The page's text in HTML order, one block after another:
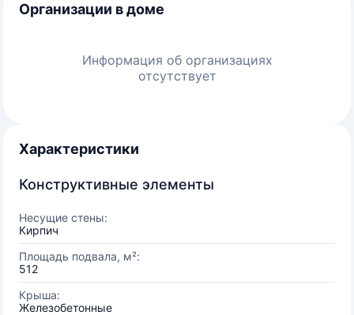
Организации в доме
Информация об организациях
отсутствует
Характеристики
Конструктивные элементы
Несущие стены:
Кирпич
Площадь подвала, м²:
512
Крыша:
Железобетонные